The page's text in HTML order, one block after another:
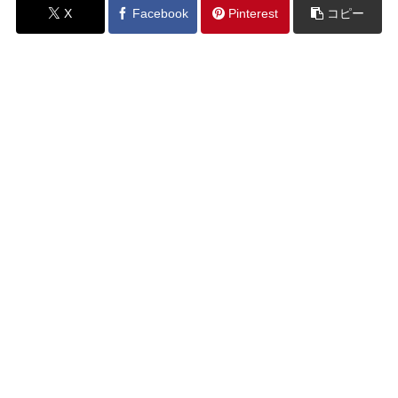
X Facebook Pinterest コピー